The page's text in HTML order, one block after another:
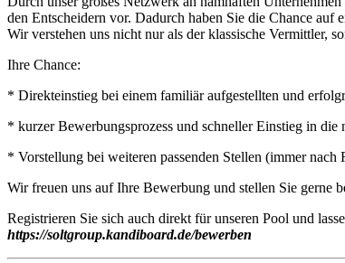
den Entscheidern vor. Dadurch haben Sie die Chance
Wir verstehen uns nicht nur als der klassische Vermittler,
Ihre Chance:
* Direkteinstieg bei einem familiär aufgestellten und
* kurzer Bewerbungsprozess und schneller Einstieg in die
* Vorstellung bei weiteren passenden Stellen (immer nach
Wir freuen uns auf Ihre Bewerbung und stellen Sie gerne
Registrieren Sie sich auch direkt für unseren Pool und
https://soltgroup.kandiboard.de/bewerben